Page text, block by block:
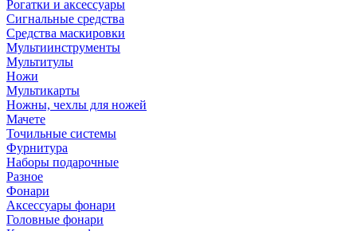
Рогатки и аксессуары
Сигнальные средства
Средства маскировки
Мультиинструменты
Мультитулы
Ножи
Мультикарты
Ножны, чехлы для ножей
Мачете
Точильные системы
Фурнитура
Наборы подарочные
Разное
Фонари
Аксессуары фонари
Головные фонари